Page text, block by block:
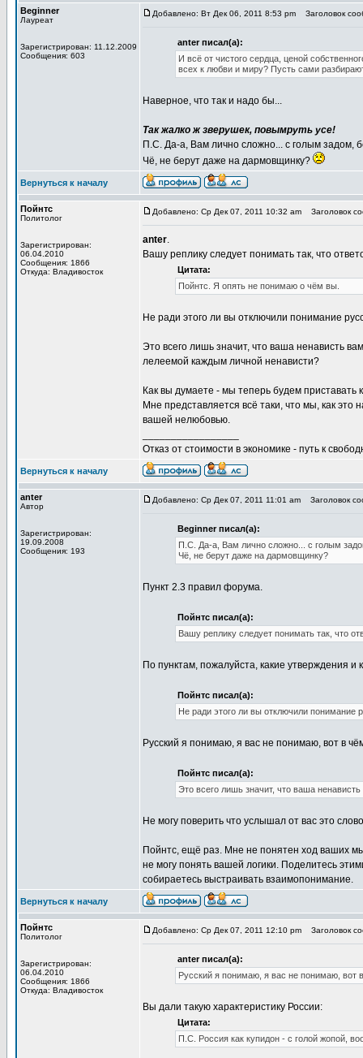
Beginner
Лауреат
Зарегистрирован: 11.12.2009
Сообщения: 603
Добавлено: Вт Дек 06, 2011 8:53 pm Заголовок
anter писал(а):
И всё от чистого сердца, ценой
всех к любви и миру? Пусть сами
Наверное, что так и надо бы...
Так жалко ж зверушек, повымруть усе!
П.С. Да-а, Вам лично сложно... с голым задом,
Чё, не берут даже на дармовщинку?
Вернуться к началу
Пойнтс
Политолог
Зарегистрирован:
06.04.2010
Сообщения: 1866
Откуда: Владивосток
Добавлено: Ср Дек 07, 2011 10:32 am Заголовок
anter.
Вашу реплику следует понимать так, что
Цитата:
Пойнтс. Я опять не понимаю о чём вы.
Не ради этого ли вы отключили понимание
Это всего лишь значит, что ваша ненависть
лелеемой каждым личной ненависти?
Как вы думаете - мы теперь будем приставать
Мне представляется всё таки, что мы, как
вашей нелюбовью.
Отказ от стоимости в экономике - путь к
Вернуться к началу
anter
Автор
Зарегистрирован:
19.09.2008
Сообщения: 193
Добавлено: Ср Дек 07, 2011 11:01 am Заголовок
Beginner писал(а):
П.С. Да-а, Вам лично сложно... с голым
Чё, не берут даже на дармовщинку?
Пункт 2.3 правил форума.
Пойнтс писал(а):
Вашу реплику следует понимать так, что
По пунктам, пожалуйста, какие утверждения
Пойнтс писал(а):
Не ради этого ли вы отключили понимание
Русский я понимаю, я вас не понимаю, вот в
Пойнтс писал(а):
Это всего лишь значит, что ваша
Не могу поверить что услышал от вас это
Пойнтс, ещё раз. Мне не понятен ход ваших
не могу понять вашей логики. Поделитесь
собираетесь выстраивать взаимопонимание.
Вернуться к началу
Пойнтс
Политолог
Зарегистрирован:
06.04.2010
Сообщения: 1866
Откуда: Владивосток
Добавлено: Ср Дек 07, 2011 12:10 pm Заголовок
anter писал(а):
Русский я понимаю, я вас не понимаю, вот
Вы дали такую характеристику России:
Цитата:
П.С. Россия как купидон - с голой жопой,